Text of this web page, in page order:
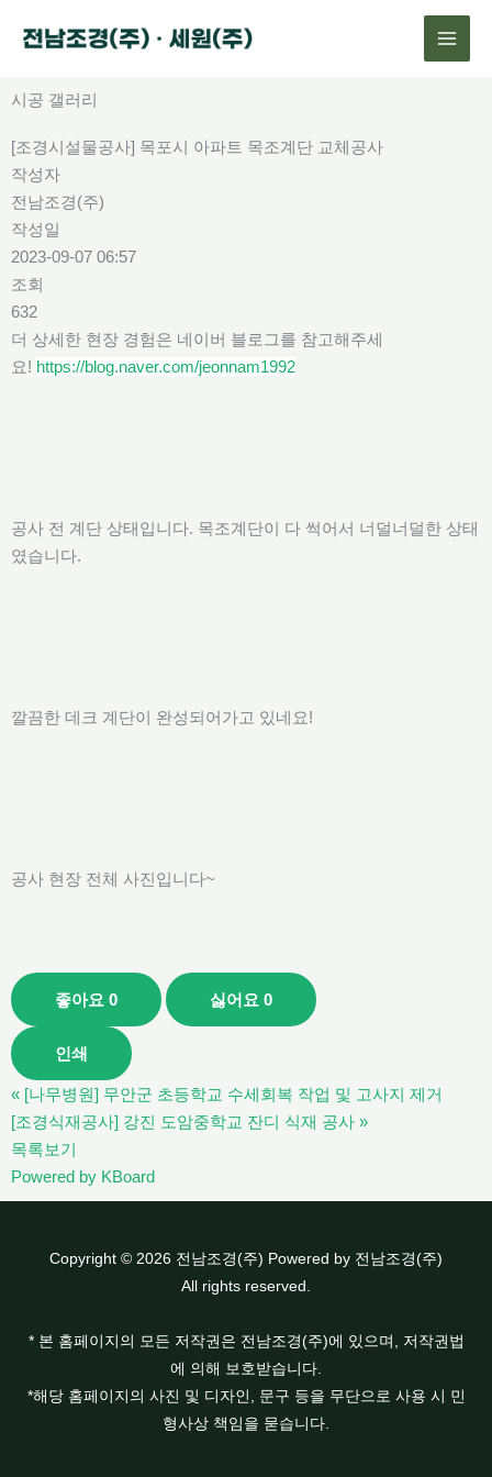
로
뛰
기
시공 갤러리
[조경시설물공사] 목포시 아파트 목조계단 교체공사
작성자
전남조경(주)
작성일
2023-09-07 06:57
조회
632
더 상세한 현장 경험은 네이버 블로그를 참고해주세
요! https://blog.naver.com/jeonnam1992
공사 전 계단 상태입니다. 목조계단이 다 썩어서 너덜너덜한 상태
였습니다.
깔끔한 데크 계단이 완성되어가고 있네요!
공사 현장 전체 사진입니다~
좋아요 0 싫어요 0
인쇄
« [나무병원] 무안군 초등학교 수세회복 작업 및 고사지 제거
[조경식재공사] 강진 도암중학교 잔디 식재 공사 »
목록보기
Powered by KBoard
Copyright © 2026 전남조경(주) Powered by 전남조경(주)
All rights reserved.
* 본 홈페이지의 모든 저작권은 전남조경(주)에 있으며, 저작권법
에 의해 보호받습니다.
*해당 홈페이지의 사진 및 디자인, 문구 등을 무단으로 사용 시 민
형사상 책임을 묻습니다.